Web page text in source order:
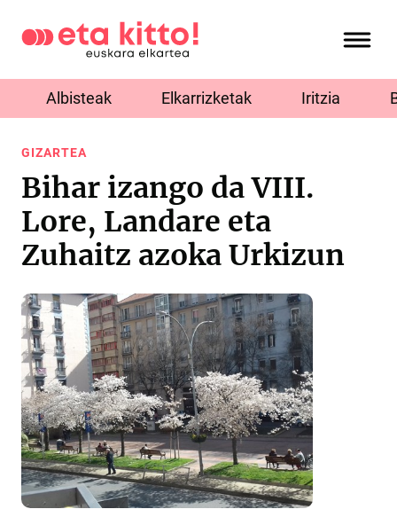
Albisteak Elkarrizketak Iritzia
GIZARTEA
Bihar izango da VIII.
Lore, Landare eta
Zuhaitz azoka Urkizun